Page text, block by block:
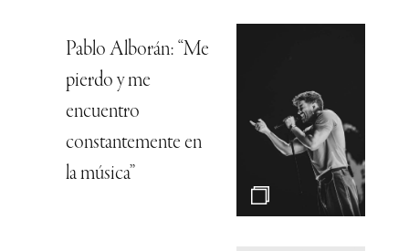
Pablo Alborán: “Me
pierdo y me
encuentro
constantemente en
la música”